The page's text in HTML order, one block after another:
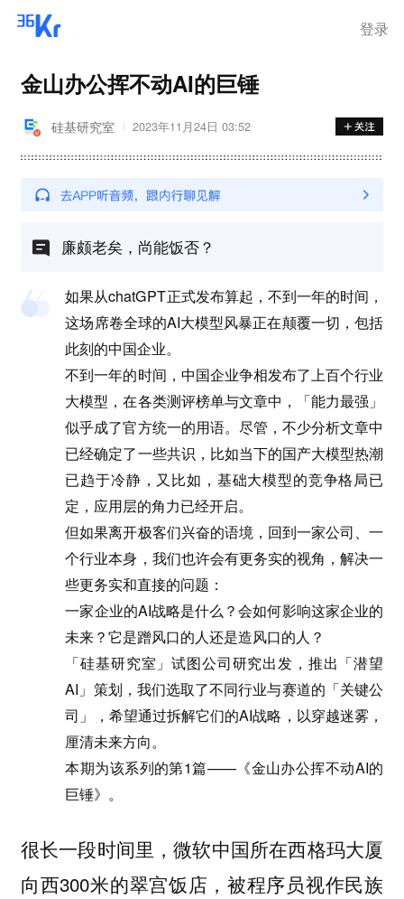
登录
金山办公挥不动AI的巨锤
硅基研究室 2023年11月24日 03:52
廉颇老矣，尚能饭否？
如果从chatGPT正式发布算起，不到一年的时间，
这场席卷全球的AI大模型风暴正在颠覆一切，包括
此刻的中国企业。
不到一年的时间，中国企业争相发布了上百个行业
大模型，在各类测评榜单与文章中，「能力最强」
似乎成了官方统一的用语。尽管，不少分析文章中
已经确定了一些共识，比如当下的国产大模型热潮
已趋于冷静，又比如，基础大模型的竞争格局已
定，应用层的角力已经开启。
但如果离开极客们兴奋的语境，回到一家公司、一
个行业本身，我们也许会有更务实的视角，解决一
些更务实和直接的问题：
一家企业的AI战略是什么？会如何影响这家企业的
未来？它是蹭风口的人还是造风口的人？
「硅基研究室」试图公司研究出发，推出「潜望
AI」策划，我们选取了不同行业与赛道的「关键公
司」，希望通过拆解它们的AI战略，以穿越迷雾，
厘清未来方向。
本期为该系列的第1篇——《金山办公挥不动AI的
巨锤》。
很长一段时间里，微软中国所在西格玛大厦
向西300米的翠宫饭店，被程序员视作民族